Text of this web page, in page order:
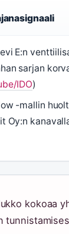
E:n
sarjan
IDO)
-mallin
Oy:n
kokoaa